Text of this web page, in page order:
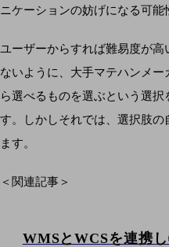
ニケーションの妨げになる可能
ユーザーからすれば難易度が
ないように、大手マテハンメ
ら選べるものを選ぶという選択
す。しかしそれでは、選択肢
ます。
＜関連記事＞
WMSとWCSを連携